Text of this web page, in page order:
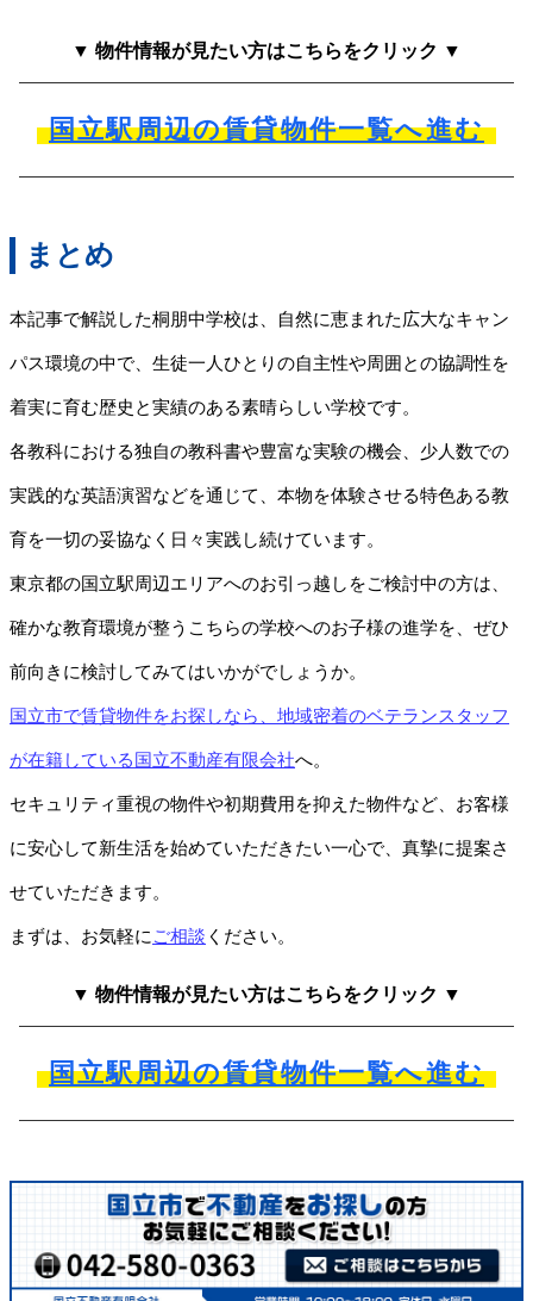
▼ 物件情報が見たい方はこちらをクリック ▼
国立駅周辺の賃貸物件一覧へ進む
まとめ
本記事で解説した桐朋中学校は、自然に恵まれた広大なキャン
パス環境の中で、生徒一人ひとりの自主性や周囲との協調性を
着実に育む歴史と実績のある素晴らしい学校です。
各教科における独自の教科書や豊富な実験の機会、少人数での
実践的な英語演習などを通じて、本物を体験させる特色ある教
育を一切の妥協なく日々実践し続けています。
東京都の国立駅周辺エリアへのお引っ越しをご検討中の方は、
確かな教育環境が整うこちらの学校へのお子様の進学を、ぜひ
前向きに検討してみてはいかがでしょうか。
国立市で賃貸物件をお探しなら、地域密着のベテランスタッフ
が在籍している国立不動産有限会社へ。
セキュリティ重視の物件や初期費用を抑えた物件など、お客様
に安心して新生活を始めていただきたい一心で、真摯に提案さ
せていただきます。
まずは、お気軽にご相談 ください。
▼ 物件情報が見たい方はこちらをクリック ▼
国立駅周辺の賃貸物件一覧へ進む